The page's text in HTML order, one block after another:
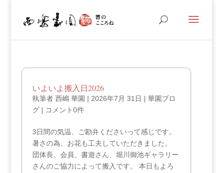
いよいよ搬入日2026
執筆者 西嶋 華園 | 2026年7月 31日 | 華園ブロ
グ| コメント0件
3日間の気温、ご勘弁くださいって感じです。
暑さの為、お花も工夫していただきました。
団体長、会員、書遊さん、堀川御池ギャラリー
さんのご協力によって搬入です。 本日もよろ